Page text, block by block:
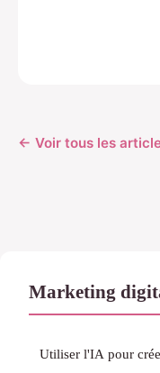
← Voir tous les
Marketing
Utiliser l'IA pour